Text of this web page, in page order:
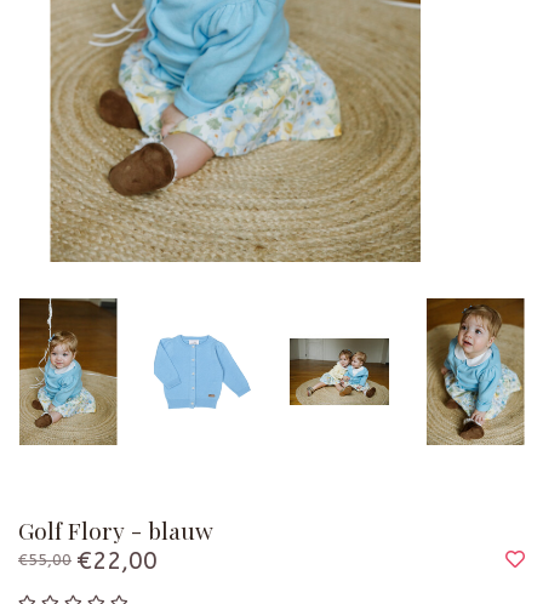
Golf Flory - blauw
€55,00 €22,00